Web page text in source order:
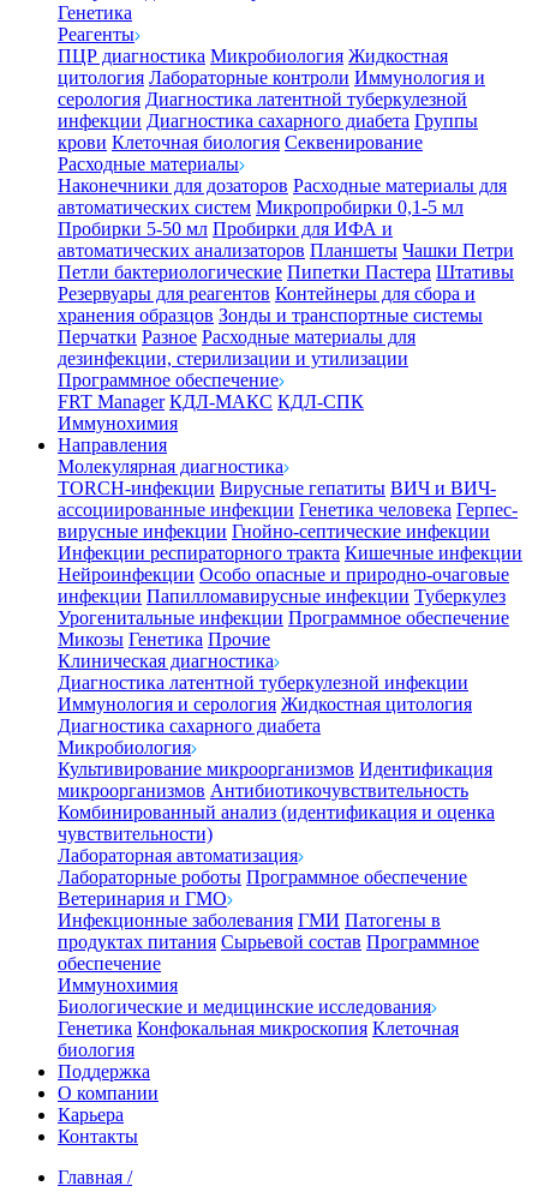
Генетика
Реагенты
ПЦР диагностика Микробиология Жидкостная
цитология Лабораторные контроли Иммунология и
серология Диагностика латентной туберкулезной
инфекции Диагностика сахарного диабета Группы
крови Клеточная биология Секвенирование
Расходные материалы
Наконечники для дозаторов Расходные материалы для
автоматических систем Микропробирки 0,1-5 мл
Пробирки 5-50 мл Пробирки для ИФА и
автоматических анализаторов Планшеты Чашки Петри
Петли бактериологические Пипетки Пастера Штативы
Резервуары для реагентов Контейнеры для сбора и
хранения образцов Зонды и транспортные системы
Перчатки Разное Расходные материалы для
дезинфекции, стерилизации и утилизации
Программное обеспечение
FRT Manager КДЛ-МАКС КДЛ-СПК
Иммунохимия
Направления
Молекулярная диагностика
TORCH-инфекции Вирусные гепатиты ВИЧ и ВИЧ-
ассоциированные инфекции Генетика человека Герпес-
вирусные инфекции Гнойно-септические инфекции
Инфекции респираторного тракта Кишечные инфекции
Нейроинфекции Особо опасные и природно-очаговые
инфекции Папилломавирусные инфекции Туберкулез
Урогенитальные инфекции Программное обеспечение
Микозы Генетика Прочие
Клиническая диагностика
Диагностика латентной туберкулезной инфекции
Иммунология и серология Жидкостная цитология
Диагностика сахарного диабета
Микробиология
Культивирование микроорганизмов Идентификация
микроорганизмов Антибиотикочувствительность
Комбинированный анализ (идентификация и оценка
чувствительности)
Лабораторная автоматизация
Лабораторные роботы Программное обеспечение
Ветеринария и ГМО
Инфекционные заболевания ГМИ Патогены в
продуктах питания Сырьевой состав Программное
обеспечение
Иммунохимия
Биологические и медицинские исследования
Генетика Конфокальная микроскопия Клеточная
биология
Поддержка
О компании
Карьера
Контакты
Главная /